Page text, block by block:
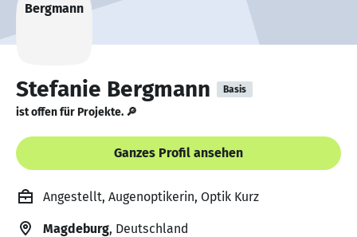
Stefanie Bergmann Basis
ist offen für Projekte. 🔎
Ganzes Profil ansehen
Angestellt, Augenoptikerin, Optik Kurz
Magdeburg, Deutschland